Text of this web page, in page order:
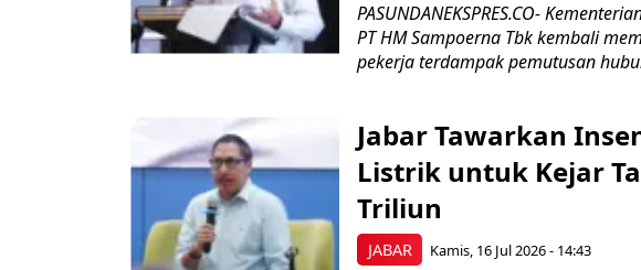
PASUNDANEKSPRES.CO-
PT HM Sampoerna Tbk kembali
pekerja terdampak pemutusan
JABAR
Jabar Tawarkan
Listrik untuk Kejar
Triliun
Kamis, 16 Jul 2026 - 14:43